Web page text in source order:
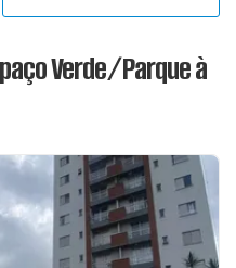
Verde/Parque à